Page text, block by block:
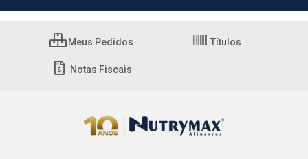
Meus Pedidos Títulos
Notas Fiscais